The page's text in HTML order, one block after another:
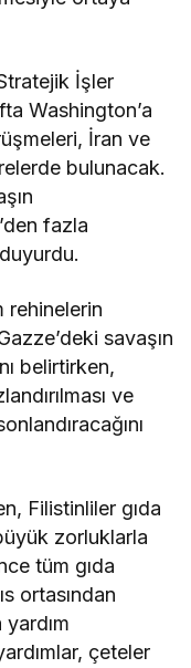
İşler
Washington’a
İran ve
bulunacak.
fazla
rehinelerin
savaşın
belirtirken,
ve
Filistinliler gıda
zorluklarla
tüm gıda
ortasından
yardım
çeteler